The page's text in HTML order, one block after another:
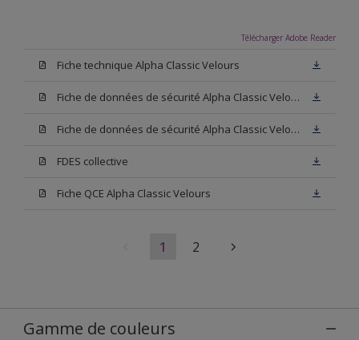
Télécharger Adobe Reader
Fiche technique Alpha Classic Velours
Fiche de données de sécurité Alpha Classic Velours Base N00
Fiche de données de sécurité Alpha Classic Velours Blanc
FDES collective
Fiche QCE Alpha Classic Velours
1 2
Gamme de couleurs